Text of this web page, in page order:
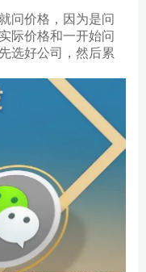
价格，因为是问
际价格和一开始问
选好公司，然后累